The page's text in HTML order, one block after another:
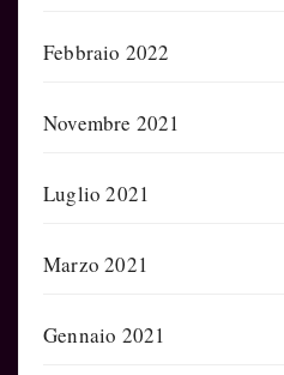
Febbraio 2022
Novembre 2021
Luglio 2021
Marzo 2021
Gennaio 2021